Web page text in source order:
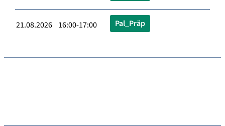
21.08.2026 16:00-17:00 Pal_Präp